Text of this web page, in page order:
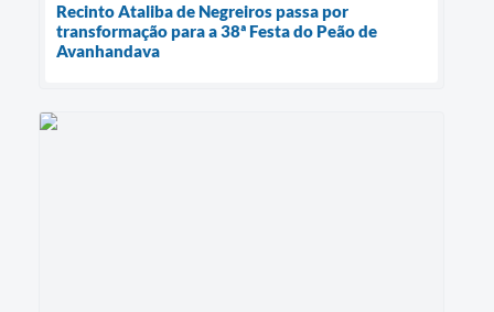
Recinto Ataliba de Negreiros passa por
transformação para a 38ª Festa do Peão de
Avanhandava